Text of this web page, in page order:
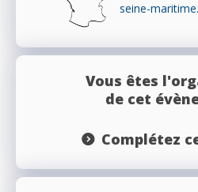
seine-
Vous êtes
de cet
Complétez